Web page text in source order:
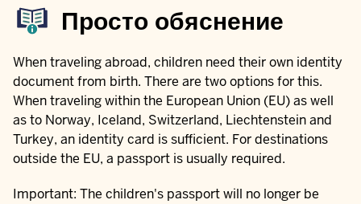
Просто обяснение
When traveling abroad, children need their own identity
document from birth. There are two options for this.
When traveling within the European Union (EU) as well
as to Norway, Iceland, Switzerland, Liechtenstein and
Turkey, an identity card is sufficient. For destinations
outside the EU, a passport is usually required.
Important: The children's passport will no longer be